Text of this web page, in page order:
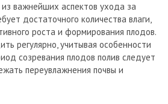
важнейших аспектов ухода за
достаточного количества влаги,
роста и формирования плодов.
регулярно, учитывая особенности
созревания плодов полив следует
переувлажнения почвы и